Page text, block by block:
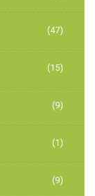
(47)
(15)
(9)
(1)
(9)